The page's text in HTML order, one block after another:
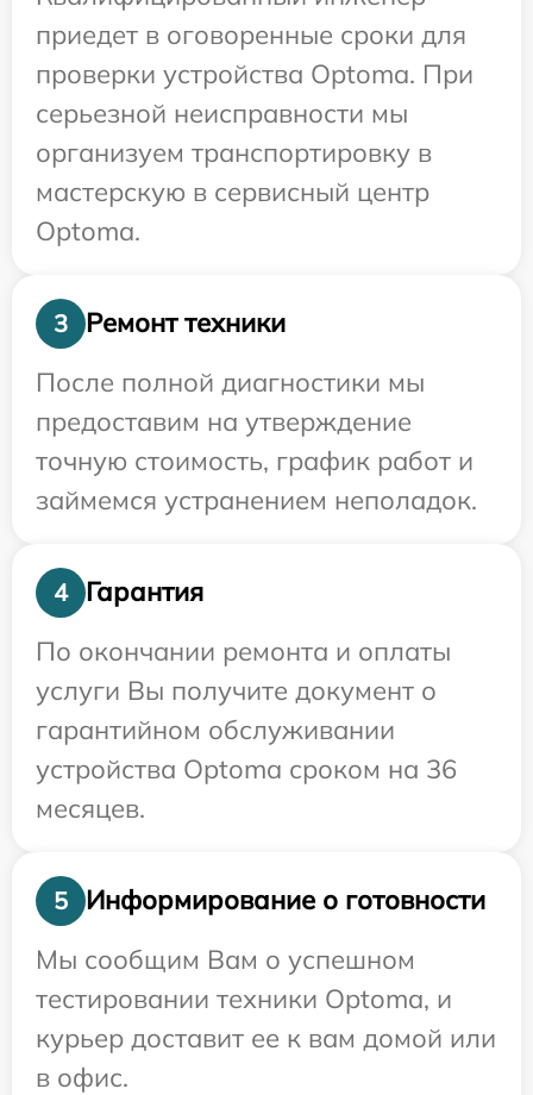
приедет в оговоренные сроки для
проверки устройства Optoma. При
серьезной неисправности мы
организуем транспортировку в
мастерскую в сервисный центр
Optoma.
3
Ремонт техники
После полной диагностики мы
предоставим на утверждение
точную стоимость, график работ и
займемся устранением неполадок.
4
Гарантия
По окончании ремонта и оплаты
услуги Вы получите документ о
гарантийном обслуживании
устройства Optoma сроком на 36
месяцев.
5
Информирование о готовности
Мы сообщим Вам о успешном
тестировании техники Optoma, и
курьер доставит ее к вам домой или
в офис.